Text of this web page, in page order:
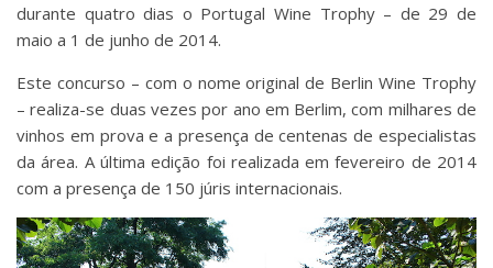
durante quatro dias o Portugal Wine Trophy – de 29 de
maio a 1 de junho de 2014.
Este concurso – com o nome original de Berlin Wine Trophy
– realiza-se duas vezes por ano em Berlim, com milhares de
vinhos em prova e a presença de centenas de especialistas
da área. A última edição foi realizada em fevereiro de 2014
com a presença de 150 júris internacionais.